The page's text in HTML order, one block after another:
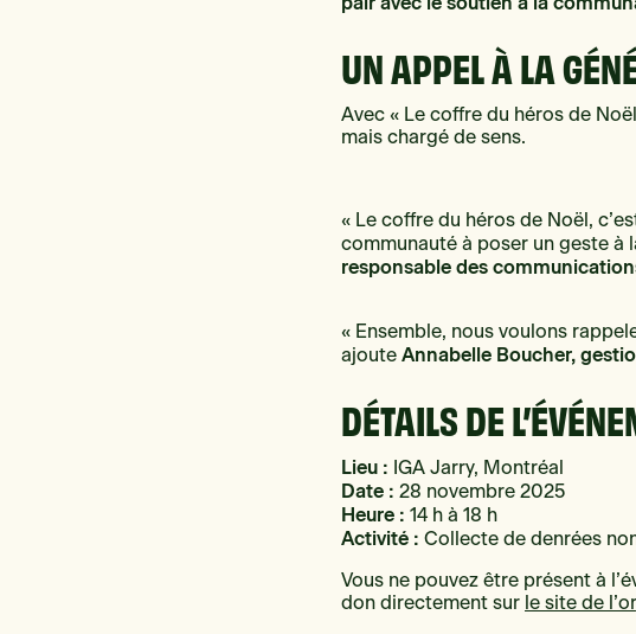
UN APPEL À LA
Avec « Le coffre du héros de
mais chargé de sens.
« Le coffre du héros de Noël,
communauté à poser un geste à
responsable des
« Ensemble, nous voulons
ajoute Annabelle Boucher,
DÉTAILS DE
Lieu : IGA Jarry, Montréal
Date : 28 novembre 2025
Heure : 14 h à 18 h
Activité : Collecte de denrées
Vous ne pouvez être présent à
don directement sur le site de